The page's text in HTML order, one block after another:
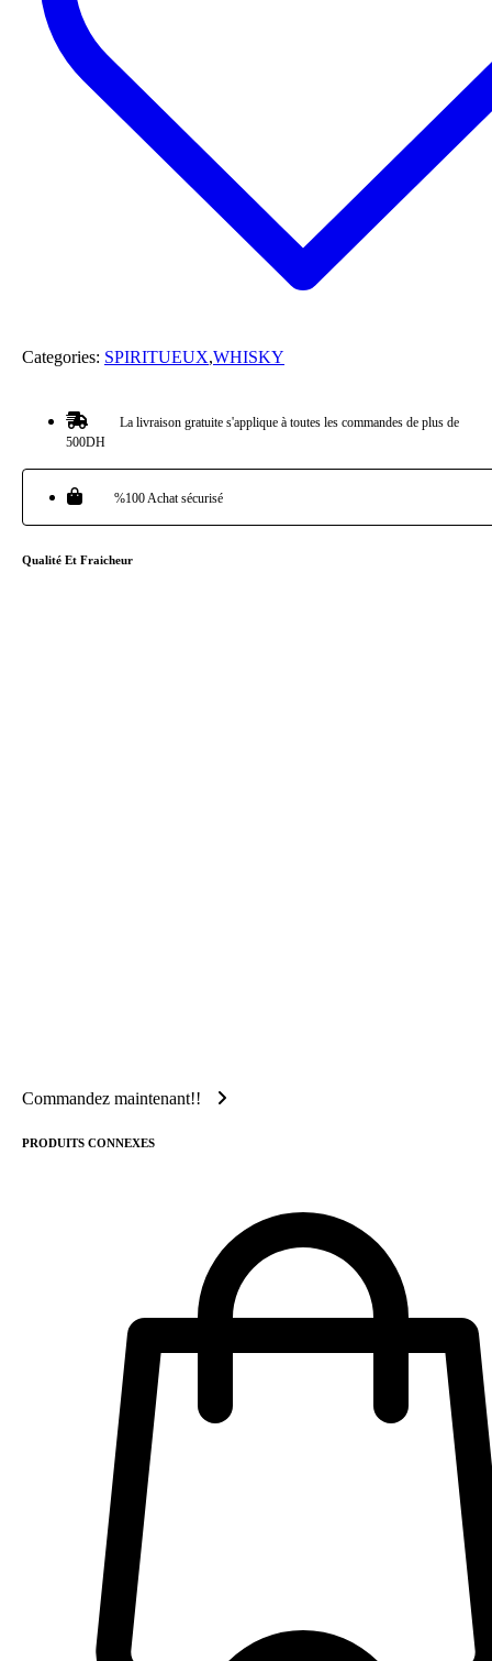
Categories: SPIRITUEUX,WHISKY
La livraison gratuite s'applique à toutes les commandes de plus de
500DH
%100 Achat sécurisé
Qualité Et Fraicheur
Commandez maintenant!!
PRODUITS CONNEXES